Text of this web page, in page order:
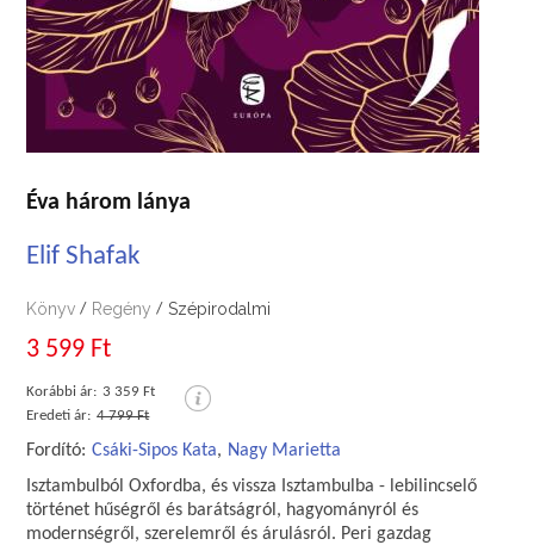
Éva három lánya
Elif Shafak
Könyv / Regény / Szépirodalmi
3 599 Ft
Korábbi ár: 3 359 Ft
Eredeti ár: 4 799 Ft
Fordító: Csáki-Sipos Kata, Nagy Marietta
Isztambulból Oxfordba, és vissza Isztambulba - lebilincselő
történet hűségről és barátságról, hagyományról és
modernségről, szerelemről és árulásról. Peri gazdag